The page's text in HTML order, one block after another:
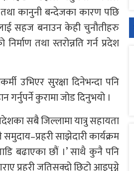
तथा कानुनी बन्देजका कारण पछि
सहज बनाउन केही चुनौतीहरु
तथा स्तरोन्नति गर्न प्रदेश
उभिएर सुरक्षा दिनेभन्दा पनि
गर्नुपर्ने कुरामा जोड दिनुभयो ।
सबै जिल्लामा यात्रु सहायता
साझेदारी कार्यक्रम
बढाएका छौं ।’ साथै कुनै पनि